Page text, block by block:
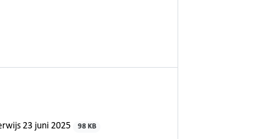
23 juni 2025 98 KB